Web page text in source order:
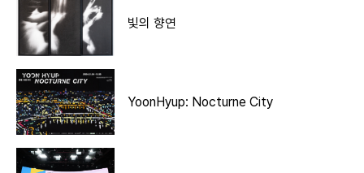
빛의 향연
YoonHyup: Nocturne City